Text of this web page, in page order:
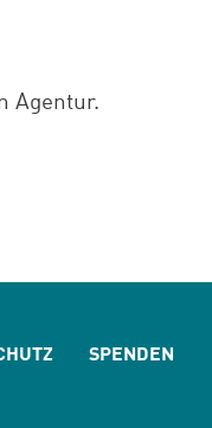
Agentur.
SPENDEN